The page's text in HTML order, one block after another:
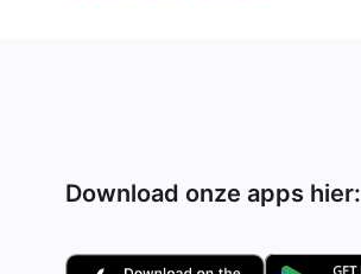
Download onze apps hier: